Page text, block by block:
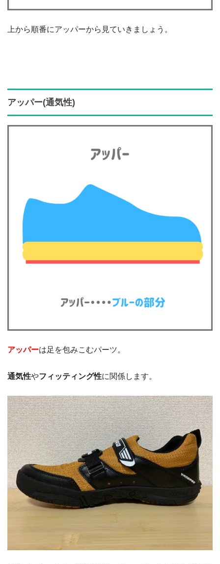
上から順番にアッパーから見ていきましょう。
アッパー(通気性)
アッパーは足を包みこむパーツ。
通気性やフィッティング性に関係します。